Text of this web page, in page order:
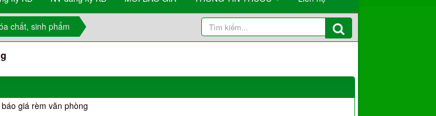
chất, sinh phẩm
giá rèm văn phòng